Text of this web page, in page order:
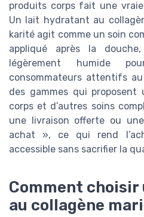
produits corps fait une
Un lait hydratant au
karité agit comme un soin
appliqué après la
légèrement humide
consommateurs attentifs
des gammes qui
corps et d’autres soins
une livraison offerte ou
achat », ce qui rend
accessible sans sacrifier la
Comment
au collagène